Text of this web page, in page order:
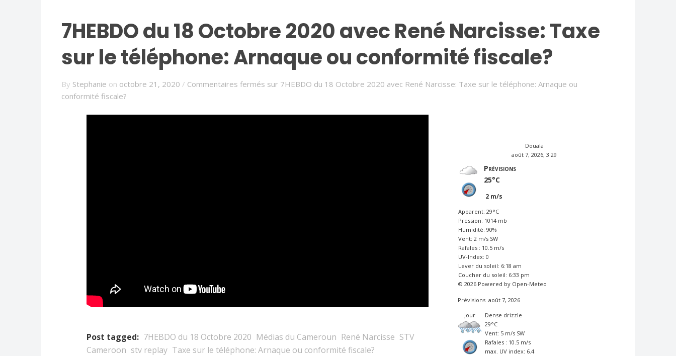
7HEBDO du 18 Octobre 2020 avec René Narcisse: Taxe
sur le téléphone: Arnaque ou conformité fiscale?
By Stephanie on octobre 21, 2020 / Commentaires fermés sur 7HEBDO du 18 Octobre 2020 avec René Narcisse: Taxe sur le téléphone: Arnaque ou
conformité fiscale?
Post tagged: 7HEBDO du 18 Octobre 2020 Médias du Cameroun René Narcisse STV
Cameroon stv replay Taxe sur le téléphone: Arnaque ou conformité fiscale?
Douala
août 7, 2026, 3:29
Prévisions
25°C
2 m/s
Apparent: 29°C
Pression: 1014 mb
Humidité: 90%
Vent: 2 m/s SW
Rafales : 10.5 m/s
UV-Index: 0
Lever du soleil: 6:18 am
Coucher du soleil: 6:33 pm
© 2026 Powered by Open-Meteo
Prévisions août 7, 2026
Jour
Dense drizzle
29°C
Vent: 5 m/s SW
Rafales : 10.5 m/s
max. UV index: 6.4